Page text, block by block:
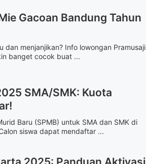
Gacoan Bandung Tahun
dan menjanjikan? Info lowongan Pramusaji
banget cocok buat ...
SMA/SMK: Kuota
Baru (SPMB) untuk SMA dan SMK di
siswa dapat mendaftar ...